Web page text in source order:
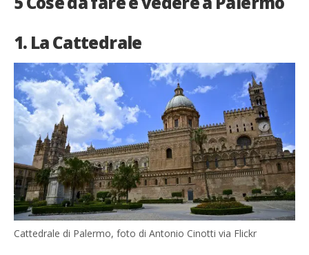
1. La Cattedrale
Cattedrale di Palermo, foto di Antonio Cinotti via Flickr